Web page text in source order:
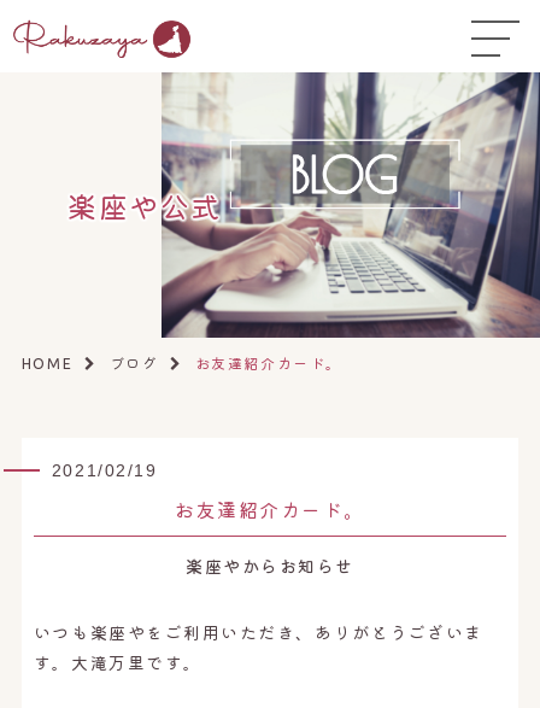
TOP
はじめての方へ
お悩み温活ガイド ▼
店舗一覧▼
オンラインストア▼
開業サポート▼
楽座や公式
HOME ブログ お友達紹介カード。
2021/02/19
お友達紹介カード。
楽座やからお知らせ
いつも楽座やをご利用いただき、ありがとうございま
す。大滝万里です。